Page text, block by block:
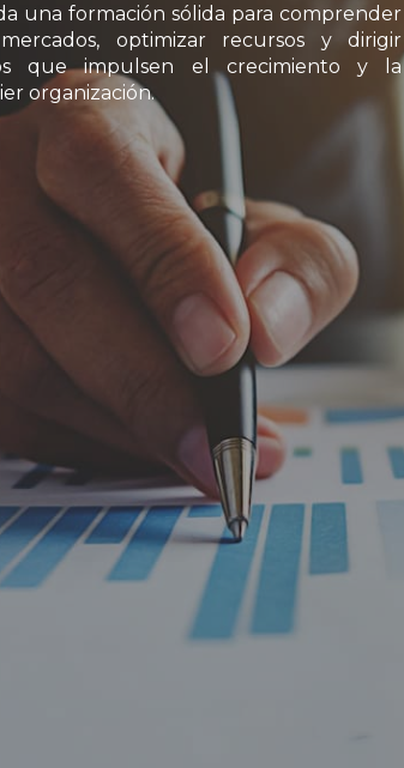
una formación sólida para comprender
optimizar recursos y dirigir
que impulsen el crecimiento y la
organización.